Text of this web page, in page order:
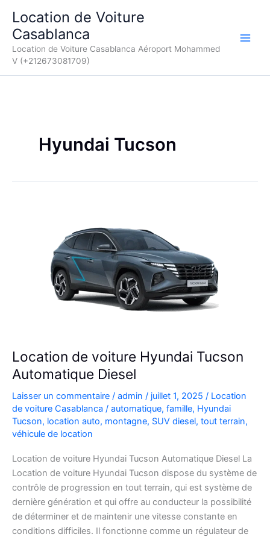
contenu
Location de Voiture
Casablanca
Location de Voiture Casablanca Aéroport Mohammed
V (+212673081709)
Hyundai Tucson
Location de voiture Hyundai Tucson
Automatique Diesel
Laisser un commentaire / admin / juillet 1, 2025 / Location
de voiture Casablanca / automatique, famille, Hyundai
Tucson, location auto, montagne, SUV diesel, tout terrain,
véhicule de location
Location de voiture Hyundai Tucson Automatique Diesel La
Location de voiture Hyundai Tucson dispose du système de
contrôle de progression en tout terrain, qui est système de
dernière génération et qui offre au conducteur la possibilité
de déterminer et de maintenir une vitesse constante en
conditions difficiles. Il fonctionne comme un régulateur de